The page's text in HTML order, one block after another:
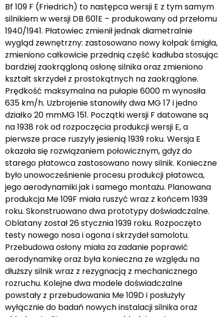
Bf 109 F (Friedrich) to następca wersji E z tym samym
silnikiem w wersji DB 601E – produkowany od przełomu
1940/1941. Płatowiec zmienił jednak diametralnie
wygląd zewnętrzny: zastosowano nowy kołpak śmigła,
zmieniono całkowicie przednią część kadłuba stosując
bardziej zaokrągloną osłonę silnika oraz zmieniono
kształt skrzydeł z prostokątnych na zaokrąglone.
Prędkość maksymalna na pułapie 6000 m wynosiła
635 km/h. Uzbrojenie stanowiły dwa MG 17 i jedno
działko 20 mmMG 151. Początki wersji F datowane są
na 1938 rok od rozpoczęcia produkcji wersji E, a
pierwsze prace ruszyły jesienią 1939 roku. Wersja E
okazała się rozwiązaniem połowicznym, gdyż do
starego płatowca zastosowano nowy silnik. Konieczne
było unowocześnienie procesu produkcji płatowca,
jego aerodynamiki jak i samego montażu. Planowana
produkcja Me 109F miała ruszyć wraz z końcem 1939
roku. Skonstruowano dwa prototypy doświadczalne.
Oblatany został 26 stycznia 1939 roku. Rozpoczęto
testy nowego nosa i ogona i skrzydeł samolotu.
Przebudowa osłony miała za zadanie poprawić
aerodynamikę oraz była konieczna ze względu na
dłuższy silnik wraz z rezygnacją z mechanicznego
rozruchu. Kolejne dwa modele doświadczalne
powstały z przebudowania Me 109D i posłużyły
wyłącznie do badań nowych instalacji silnika oraz